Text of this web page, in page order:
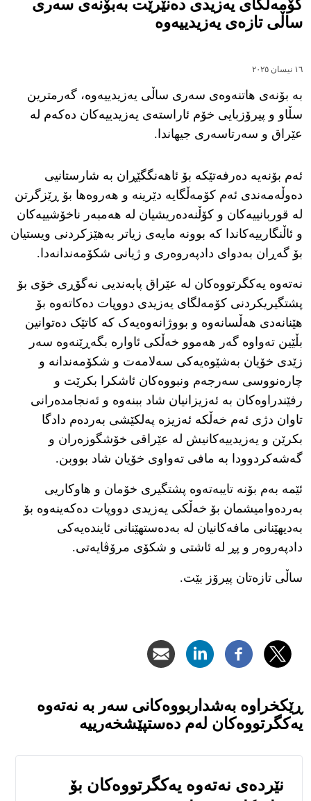
کۆمەڵگای یەزیدی دەنێرێت بەبۆنەی سەری
ساڵی تازەی یەزیدییەوە
١٦ نیسان ٢٠٢٥
بە بۆنەی هاتنەوەی سەری ساڵی یەزیدییەوە، گەرمترین
سڵاو و پیرۆزبایی خۆم ئاراستەی یەزیدییەکان دەکەم لە
عێراق و سەرتاسەری جیهاندا.
ئەم بۆنەیە دەرفەتێکە بۆ ئاهەنگگێڕان بە شارستانیی
دەوڵەمەندی ئەم کۆمەڵگایە دێرینە و هەروەها بۆ ڕێزگرتن
لە قوربانییەکان و کۆڵنەدەریشیان لە هەمبەر ناخۆشییەکان
و ئاڵنگارییەکاندا کە بوونە مایەی زیاتر بەهێزکردنی ویستیان
بۆ گەڕان بەدوای دادپەروەری و ژیانی شکۆمەندانەدا.
نەتەوە یەکگرتووەکان لە عێراق پابەندیی نەگۆڕی خۆی بۆ
پشتگیریکردنی کۆمەلگای یەزیدی دووپات دەکاتەوە بۆ
هێنانەدی هەڵسانەوە و بووژانەوەیەک کە کاتێک دەتوانین
بڵێین تەواوە گەر هەموو خەڵکی ئاوارە بگەڕێنەوە سەر
زێدی خۆیان بەشێوەیەکی سەلامەت و شکۆمەندانە و
چارەنووسى سەرجەم ونبووەکان ئاشکرا بکرێت و
رفێندراوەکان بە ئەزیزانیان شاد ببنەوە و ئەنجامدەرانی
تاوان دژی ئەم خەڵکە ئەزیزە پەلکێشی بەردەم دادگا
بکرێن و یەزیدییەکانیش لە عێراقی خۆشگوزەران و
گەشەکردوودا بە مافی تەواوی خۆیان شاد بووبن.
ئێمە بەم بۆنە تایبەتەوە پشتگیرى خۆمان و هاوکاریی
بەردەوامیشمان بۆ خەڵکی یەزیدی دووپات دەکەینەوە بۆ
بەدیهێنانى مافەکانیان لە بەدەستهێنانی ئایندەیەکی
دادپەروەر و پڕ لە ئاشتی و شکۆی مرۆڤایەتی.
ساڵی تازەتان پیرۆز بێت.
ڕێکخراوە بەشداربووەکانی سەر بە نەتەوە
یەکگرتووەکان لەم دەستپێشخەرییە
نێرده‌ى نه‌ته‌وه‌ يه‌كگرتووه‌كان بۆ